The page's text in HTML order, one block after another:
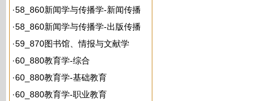
·58_860新闻学与传播学-新闻传播
·58_860新闻学与传播学-出版传播
·59_870图书馆、情报与文献学
·60_880教育学-综合
·60_880教育学-基础教育
·60_880教育学-职业教育